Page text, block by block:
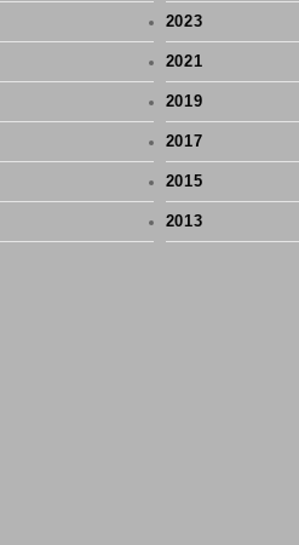
2023
2021
2019
2017
2015
2013